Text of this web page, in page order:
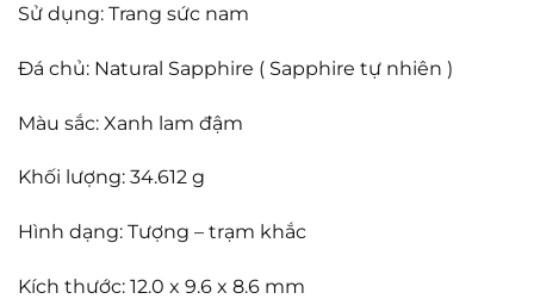
Sử dụng: Trang sức nam
Đá chủ: Natural Sapphire ( Sapphire tự nhiên )
Màu sắc: Xanh lam đậm
Khối lượng: 34.612 g
Hình dạng: Tượng – trạm khắc
Kích thước: 12.0 x 9.6 x 8.6 mm